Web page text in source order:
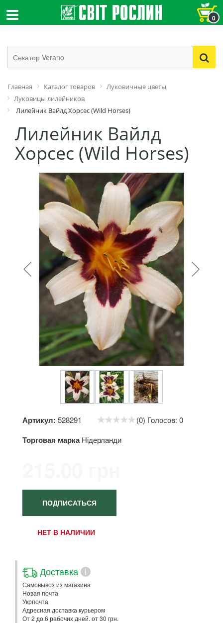
0
Главная Каталог товаров
Луковичные цветы
Луковицы лилейников
Лилейник Вайлд Хорсес (Wild Horses)
Лилейник Вайлд
Хорсес (Wild Horses)
Артикул: 528291 (0) Голосов: 0
Торговая марка Нідерланди
ПОДПИСАТЬСЯ
НЕТ В НАЛИЧИИ
Доставка i
Самовывоз из магазина
Новая почта
Укрпочта
Адресная доставка курьером
От 2 до 6 рабочих дней. от 30 грн.